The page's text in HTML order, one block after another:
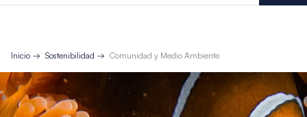
Inicio Sostenibilidad Comunidad y Medio Ambiente